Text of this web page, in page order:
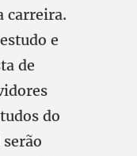
carreira.
e
de
do